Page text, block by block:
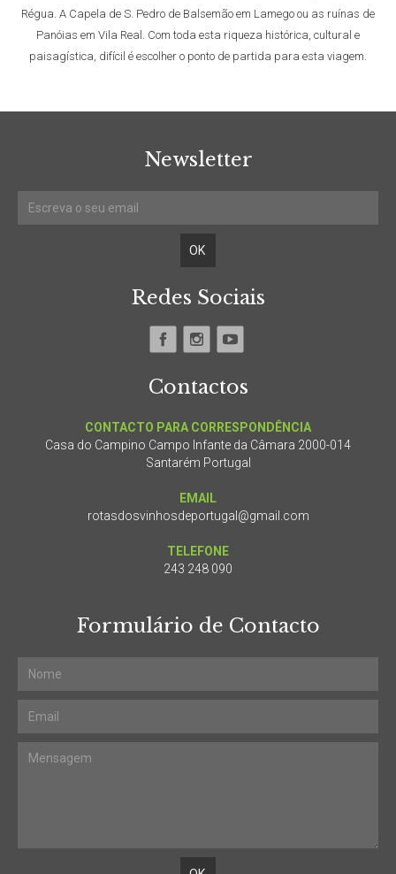
Régua. A Capela de S. Pedro de Balsemão em Lamego ou as ruínas de
Panóias em Vila Real. Com toda esta riqueza histórica, cultural e
paisagística, difícil é escolher o ponto de partida para esta viagem.
Newsletter
Redes Sociais
Contactos
CONTACTO PARA CORRESPONDÊNCIA
Casa do Campino Campo Infante da Câmara 2000-014
Santarém Portugal
EMAIL
rotasdosvinhosdeportugal@gmail.com
TELEFONE
243 248 090
Formulário de Contacto